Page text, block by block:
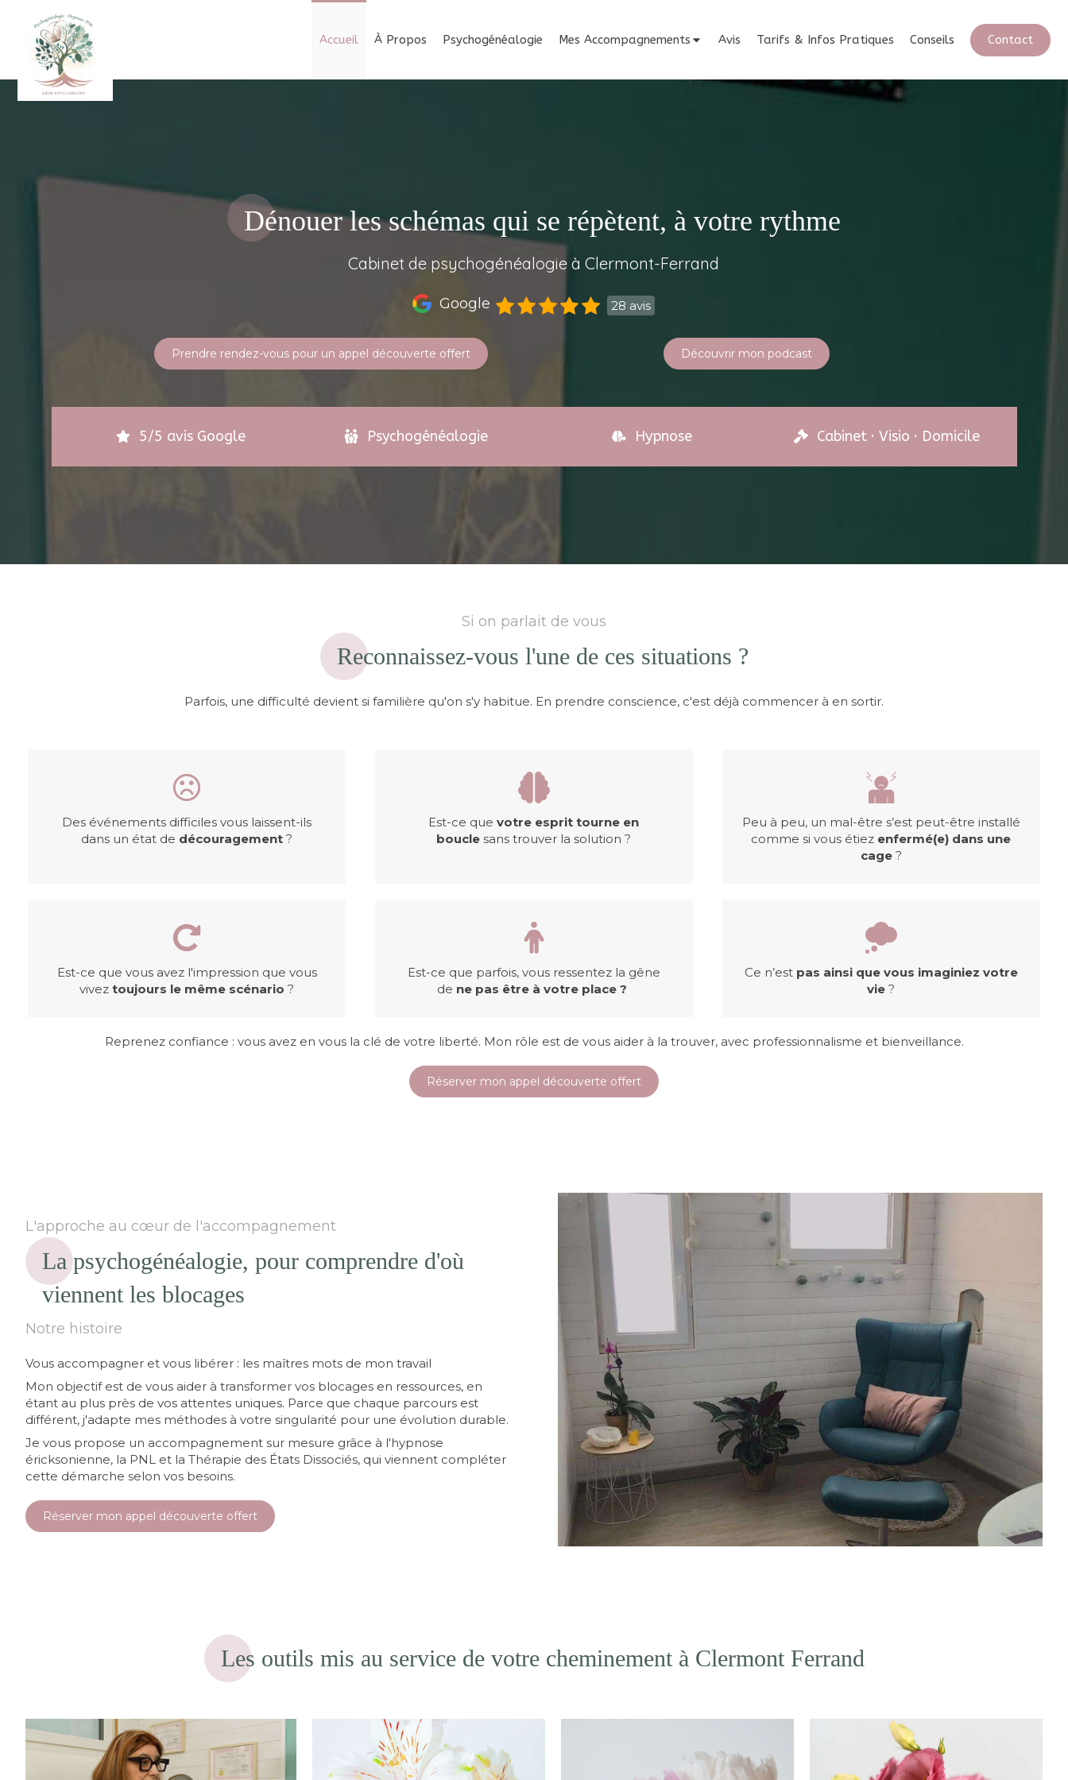
Accueil À Propos Psychogénéalogie Mes Accompagnements Avis Tarifs & Infos Pratiques Conseils Contact
Dénouer les schémas qui se répètent, à votre rythme
Cabinet de psychogénéalogie à Clermont-Ferrand
Google 28 avis
Prendre rendez-vous pour un appel découverte offert Découvrir mon podcast
5/5 avis Google Psychogénéalogie Hypnose Cabinet · Visio · Domicile
Si on parlait de vous
Reconnaissez-vous l'une de ces situations ?
Parfois, une difficulté devient si familière qu'on s'y habitue. En prendre conscience, c'est déjà commencer à en sortir.
Des événements difficiles vous laissent-ils
dans un état de découragement ?
Est-ce que votre esprit tourne en
boucle sans trouver la solution ?
Peu à peu, un mal-être s’est peut-être installé
comme si vous étiez enfermé(e) dans une
cage?
Est-ce que vous avez l'impression que vous
viveztoujours le même scénario?
Est-ce que parfois, vous ressentez la gêne
de ne pas être à votre place ?
Ce n’estpas ainsi que vous imaginiez votre
vie?
Reprenez confiance : vous avez en vous la clé de votre liberté. Mon rôle est de vous aider à la trouver, avec professionnalisme et bienveillance.
Réserver mon appel découverte offert
L'approche au cœur de l'accompagnement
La psychogénéalogie, pour comprendre d'où
viennent les blocages
Notre histoire
Vous accompagner et vous libérer : les maîtres mots de mon travail
Mon objectif est de vous aider à transformer vos blocages en ressources, en
étant au plus près de vos attentes uniques. Parce que chaque parcours est
différent, j'adapte mes méthodes à votre singularité pour une évolution durable.
Je vous propose un accompagnement sur mesure grâce à l'hypnose
éricksonienne, la PNL et la Thérapie des États Dissociés, qui viennent compléter
cette démarche selon vos besoins.
Réserver mon appel découverte offert
Les outils mis au service de votre cheminement à Clermont Ferrand
L'approche phare du cabinet :
dénouer les liens
Activer vos propres
ressources, en douceur, pour
Créer de nouvelles habitudes
qui servent vos objectifs et
Apaiser les mémoires
douloureuses et réconcilier les